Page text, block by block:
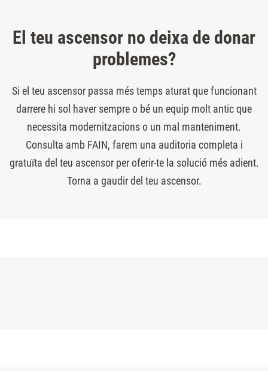
El teu ascensor no deixa de donar
problemes?
Si el teu ascensor passa més temps aturat que funcionant
darrere hi sol haver sempre o bé un equip molt antic que
necessita modernitzacions o un mal manteniment.
Consulta amb FAIN, farem una auditoria completa i
gratuïta del teu ascensor per oferir-te la solució més adient.
Torna a gaudir del teu ascensor.